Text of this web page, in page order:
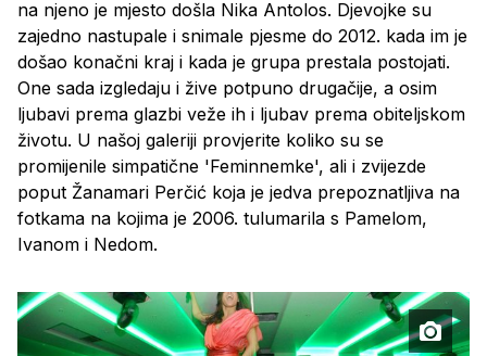
na njeno je mjesto došla Nika Antolos. Djevojke su
zajedno nastupale i snimale pjesme do 2012. kada im je
došao konačni kraj i kada je grupa prestala postojati.
One sada izgledaju i žive potpuno drugačije, a osim
ljubavi prema glazbi veže ih i ljubav prema obiteljskom
životu. U našoj galeriji provjerite koliko su se
promijenile simpatične 'Feminnemke', ali i zvijezde
poput Žanamari Perčić koja je jedva prepoznatljiva na
fotkama na kojima je 2006. tulumarila s Pamelom,
Ivanom i Nedom.